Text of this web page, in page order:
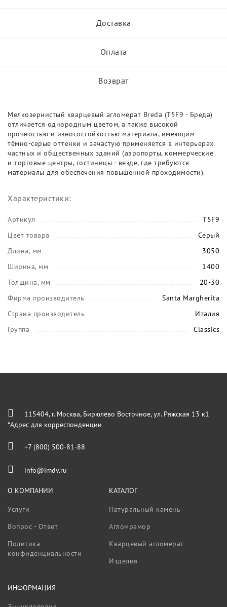
Доставка
Оплата
Возврат
Мелкозернистый кварцевый агломерат Breda (T5F9 - Бреда)
отличается однородным цветом, а также высокой
прочностью и износостойкостью материала, имеющим
тёмно-серые оттенки и зачастую применяется в интерьерах
частных и общественных зданий (аэропорты, коммерческие
и торговые центры, гостиницы - везде, где требуются
материалы для обеспечения повышенной проходимости).
Характеристики:
Артикул
T5F9
Цвет товара
Серый
Длина, мм
3050
Ширина, мм
1400
Толщина, мм
20-30
Фирма производитель
Santa Margherita
Страна производитель
Италия
Группа
Classics
115404, г. Москва, Бирюлёво Восточное, ул. Ряжская 13 к1
*Адрес для корреспонденции
+7 (800) 500-81-88
info@imdv.ru
О КОМПАНИИ
Услуги
Вопрос - Ответ
Политика
конфиденциальности
КАТАЛОГ
Натуральный камень
Агломрамор
Кварцевый агломерат
Изделия
ИНФОРМАЦИЯ